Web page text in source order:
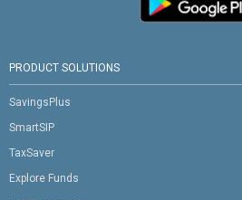
PRODUCT SOLUTIONS
SavingsPlus
SmartSIP
TaxSaver
Explore Funds